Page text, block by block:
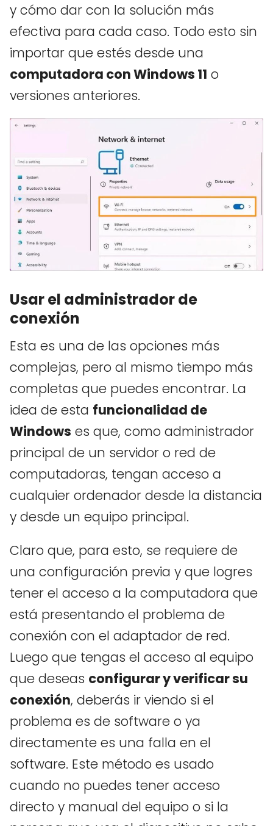
y cómo dar con la solución más
efectiva para cada caso. Todo esto sin
importar que estés desde una
computadora con Windows 11 o
versiones anteriores.
Usar el administrador de
conexión
Esta es una de las opciones más
complejas, pero al mismo tiempo más
completas que puedes encontrar. La
idea de esta funcionalidad de
Windows es que, como administrador
principal de un servidor o red de
computadoras, tengan acceso a
cualquier ordenador desde la distancia
y desde un equipo principal.
Claro que, para esto, se requiere de
una configuración previa y que logres
tener el acceso a la computadora que
está presentando el problema de
conexión con el adaptador de red.
Luego que tengas el acceso al equipo
que deseas configurar y verificar su
conexión, deberás ir viendo si el
problema es de software o ya
directamente es una falla en el
software. Este método es usado
cuando no puedes tener acceso
directo y manual del equipo o si la